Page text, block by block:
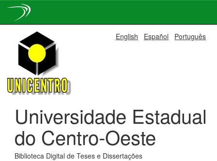
navigation
English Español Português
Universidade Estadual
do Centro-Oeste
Biblioteca Digital de Teses e Dissertações